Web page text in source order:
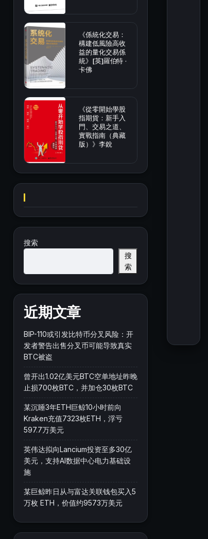
《係統化交易：
構建低風險高收
益的量化交易係
統》[英]羅伯特 ·
卡佛
《從零開始學股
指期貨：新手入
門、交易之道、
實戰指南（典藏
版）》李銳
搜索
搜
索
近期文章
BIP-110或引发比特币分叉风险：开
发者警告出售分叉币可能导致真实
BTC被盗
曾开出1.02亿美元BTC空单地址昨晚
止损700枚BTC，并加仓30枚BTC
某沉睡3年ETH巨鲸10小时前向
Kraken充值7323枚ETH，浮亏
597.7万美元
英伟达拟向Lancium投资至多30亿
美元，支持AI数据中心电力基础设
施
某巨鲸昨日从与富达关联钱包买入5
万枚 ETH，价值约9573万美元